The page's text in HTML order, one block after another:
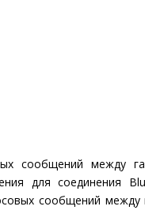
сообщений между
для соединения
сообщений